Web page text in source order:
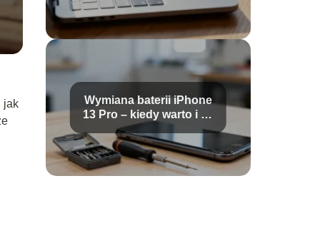
jak
Wymiana baterii iPhone
13 Pro – kiedy warto i ile
kosztuje?